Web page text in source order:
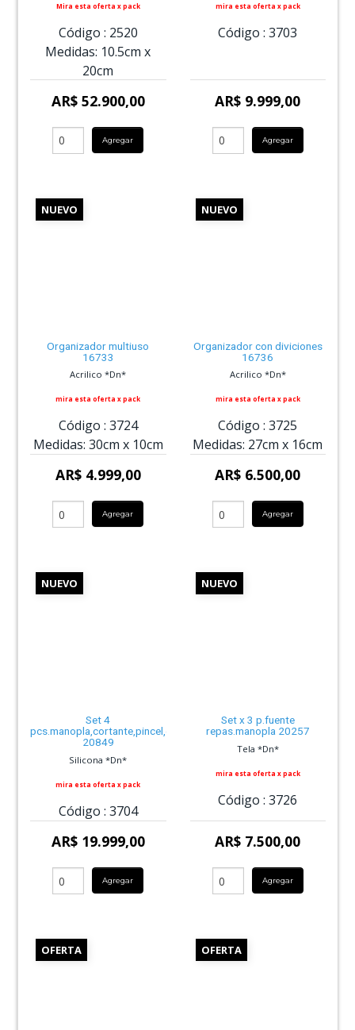
Mira esta oferta x pack
Código : 2520
Medidas: 10.5cm x
20cm
AR$ 52.900,00
Agregar
mira esta oferta x pack
Código : 3703
AR$ 9.999,00
Agregar
NUEVO
Organizador multiuso
16733
Acrilico *Dn*
mira esta oferta x pack
Código : 3724
Medidas: 30cm x 10cm
AR$ 4.999,00
Agregar
NUEVO
Organizador con diviciones
16736
Acrilico *Dn*
mira esta oferta x pack
Código : 3725
Medidas: 27cm x 16cm
AR$ 6.500,00
Agregar
NUEVO
Set 4
pcs.manopla,cortante,pincel,espa
20849
Silicona *Dn*
mira esta oferta x pack
Código : 3704
AR$ 19.999,00
Agregar
NUEVO
Set x 3 p.fuente
repas.manopla 20257
Tela *Dn*
mira esta oferta x pack
Código : 3726
AR$ 7.500,00
Agregar
OFERTA OFERTA